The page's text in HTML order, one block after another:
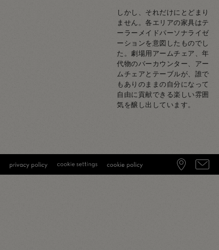
しかし、それだけにとどまり
ません。各エリアの家具はテ
ーラーメイドパーソナライゼ
ーションを意図したものでし
た。劇場用アームチェア、年
代物のバーカウンター、アー
ムチェアとテーブルが、誰で
もありのままの自分になって
自由に貢献できる楽しい雰囲
気を醸し出しています。